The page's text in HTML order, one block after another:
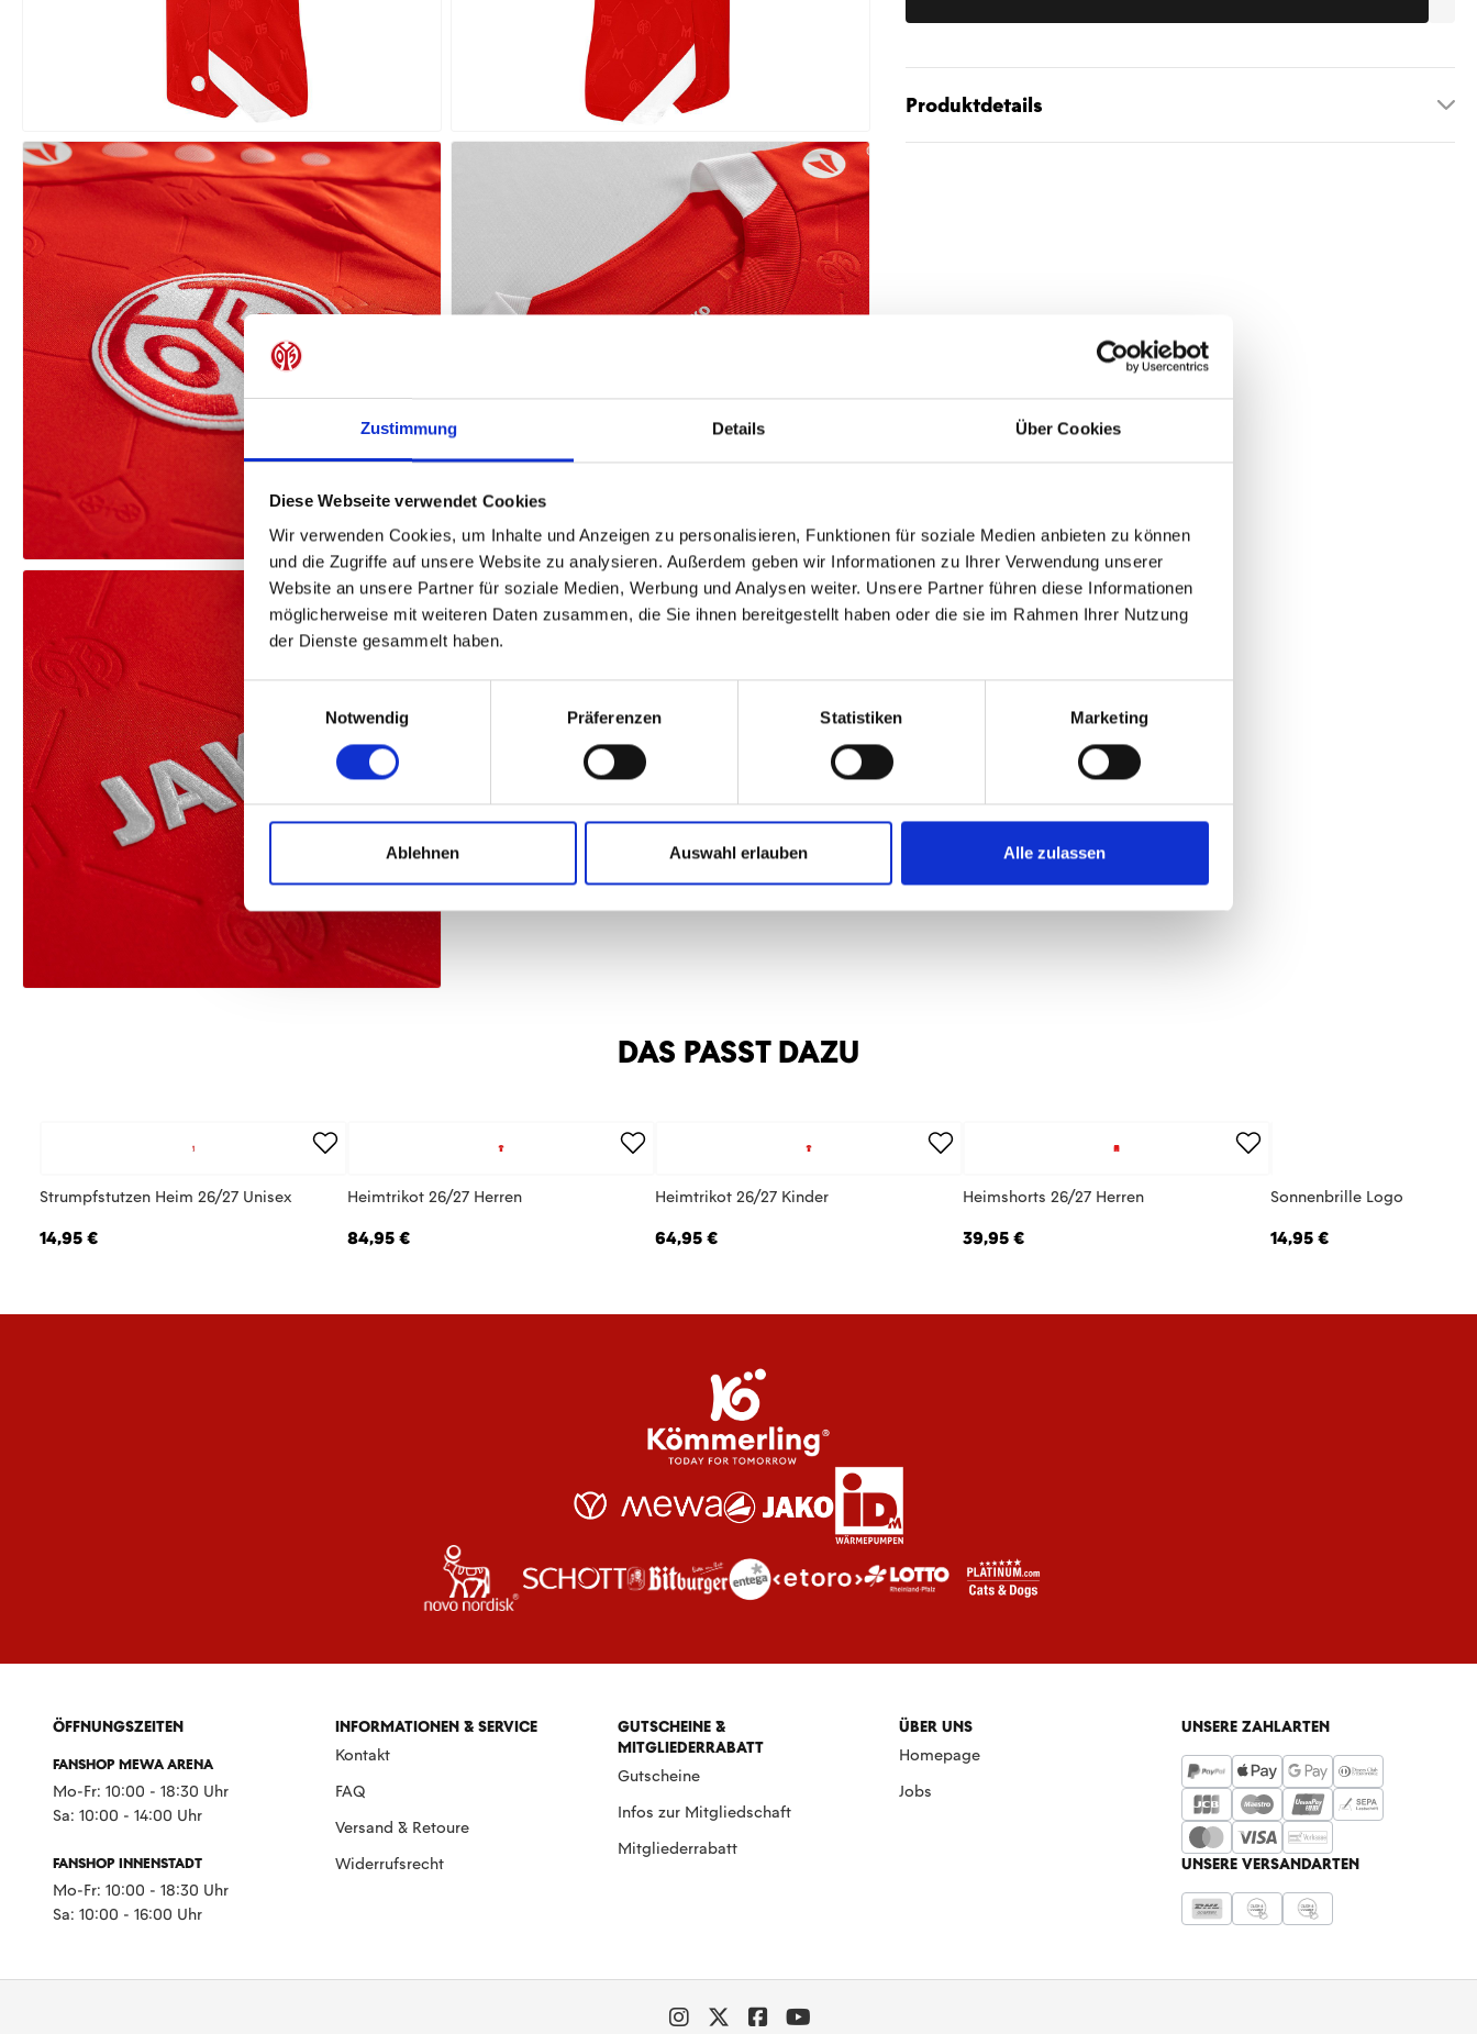
Zustimmung Details Über Cookies
Diese Webseite verwendet Cookies
Wir verwenden Cookies, um Inhalte und Anzeigen zu personalisieren, Funktionen für soziale Medien anbieten zu können
und die Zugriffe auf unsere Website zu analysieren. Außerdem geben wir Informationen zu Ihrer Verwendung unserer
Website an unsere Partner für soziale Medien, Werbung und Analysen weiter. Unsere Partner führen diese Informationen
möglicherweise mit weiteren Daten zusammen, die Sie ihnen bereitgestellt haben oder die sie im Rahmen Ihrer Nutzung
der Dienste gesammelt haben.
Notwendig
Präferenzen Statistiken Marketing
Ablehnen Auswahl erlauben Alle zulassen
Produktdetails
DAS PASST DAZU
Strumpfstutzen Heim 26/27 Unisex
14,95 €
Heimtrikot 26/27 Herren
84,95 €
Heimtrikot 26/27 Kinder
64,95 €
Heimshorts 26/27 Herren
39,95 €
Sonnenbrille Logo
14,95 €
ÖFFNUNGSZEITEN
FANSHOP MEWA ARENA
Mo-Fr: 10:00 - 18:30 Uhr
Sa: 10:00 - 14:00 Uhr
FANSHOP INNENSTADT
Mo-Fr: 10:00 - 18:30 Uhr
Sa: 10:00 - 16:00 Uhr
INFORMATIONEN & SERVICE
Kontakt
FAQ
Versand & Retoure
Widerrufsrecht
GUTSCHEINE &
MITGLIEDERRABATT
Gutscheine
Infos zur Mitgliedschaft
Mitgliederrabatt
ÜBER UNS
Homepage
Jobs
UNSERE ZAHLARTEN
UNSERE VERSANDARTEN